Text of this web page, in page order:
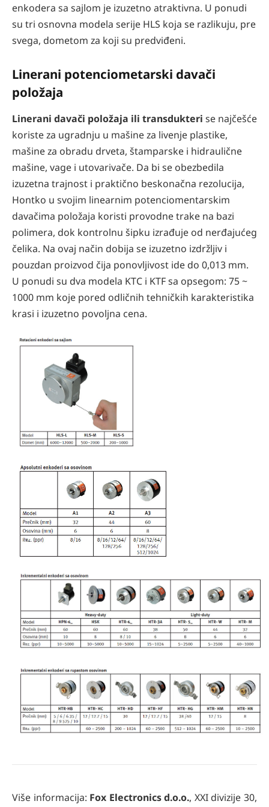
enkodera sa sajlom je izuzetno atraktivna. U ponudi
su tri osnovna modela serije HLS koja se razlikuju, pre
svega, dometom za koji su predviđeni.
Linerani potenciometarski davači
položaja
Linerani davači položaja ili transdukteri se najčešće
koriste za ugradnju u mašine za livenje plastike,
mašine za obradu drveta, štamparske i hidraulične
mašine, vage i utovarivače. Da bi se obezbedila
izuzetna trajnost i praktično beskonačna rezolucija,
Hontko u svojim linearnim potenciomentarskim
davačima položaja koristi provodne trake na bazi
polimera, dok kontrolnu šipku izrađuje od nerđajućeg
čelika. Na ovaj način dobija se izuzetno izdržljiv i
pouzdan proizvod čija ponovljivost ide do 0,013 mm.
U ponudi su dva modela KTC i KTF sa opsegom: 75 ~
1000 mm koje pored odličnih tehničkih karakteristika
krasi i izuzetno povoljna cena.
Više informacija: Fox Electronics d.o.o., XXI divizije 30,